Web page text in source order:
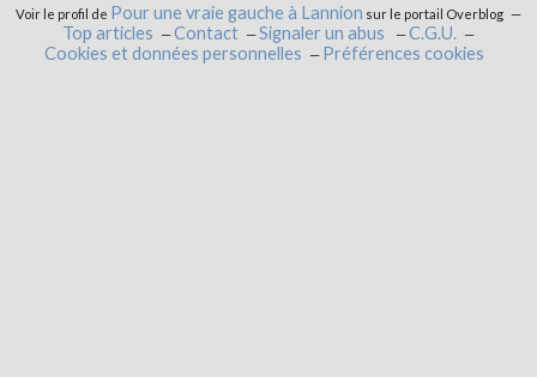
Voir le profil de Pour une vraie gauche à Lannion sur le portail Overblog
Top articles Contact Signaler un abus
C.G.U.
Cookies et données personnelles
Préférences cookies